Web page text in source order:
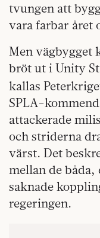
tvungen att
vara farbar året
Men vägbygget
bröt ut i Unity
kallas
SPLA-
attackerade
och striderna
värst. Det
mellan de
saknade
regeringen.